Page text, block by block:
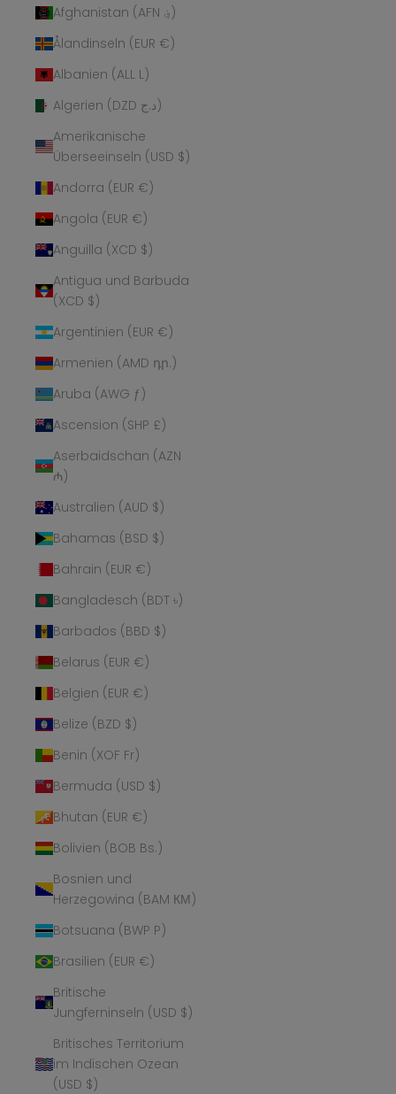
Afghanistan (AFN ؋)
Ålandinseln (EUR €)
Albanien (ALL L)
Algerien (DZD د.ج)
Amerikanische
Überseeinseln (USD $)
Andorra (EUR €)
Angola (EUR €)
Anguilla (XCD $)
Antigua und Barbuda
(XCD $)
Argentinien (EUR €)
Armenien (AMD դր.)
Aruba (AWG ƒ)
Ascension (SHP £)
Aserbaidschan (AZN
₼)
Australien (AUD $)
Bahamas (BSD $)
Bahrain (EUR €)
Bangladesch (BDT ৳)
Barbados (BBD $)
Belarus (EUR €)
Belgien (EUR €)
Belize (BZD $)
Benin (XOF Fr)
Bermuda (USD $)
Bhutan (EUR €)
Bolivien (BOB Bs.)
Bosnien und
Herzegowina (BAM КМ)
Botsuana (BWP P)
Brasilien (EUR €)
Britische
Jungferninseln (USD $)
Britisches Territorium
im Indischen Ozean
(USD $)